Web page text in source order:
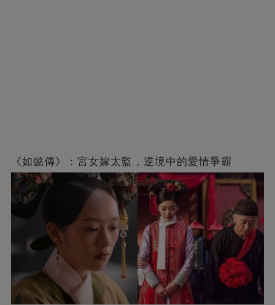
《如懿傳》：宮女嫁太監，逆境中的愛情爭霸